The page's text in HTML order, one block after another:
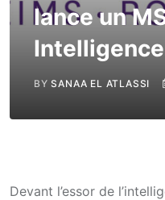
lance un
BYSANAA EL ATLASSI
Devant l’essor de